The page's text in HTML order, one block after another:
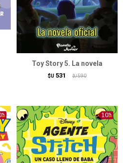
Toy Story 5. La novela
$U 531 $U 590